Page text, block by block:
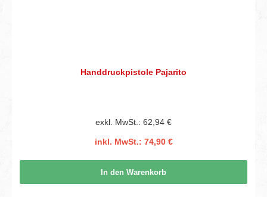
Handdruckpistole Pajarito
exkl. MwSt.: 62,94 €
inkl. MwSt.: 74,90 €
In den Warenkorb